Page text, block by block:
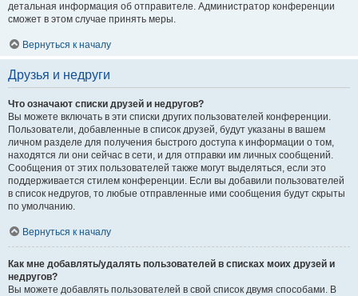
детальная информация об отправителе. Администратор конференции
сможет в этом случае принять меры.
Вернуться к началу
Друзья и недруги
Что означают списки друзей и недругов?
Вы можете включать в эти списки других пользователей конференции.
Пользователи, добавленные в список друзей, будут указаны в вашем
личном разделе для получения быстрого доступа к информации о том,
находятся ли они сейчас в сети, и для отправки им личных сообщений.
Сообщения от этих пользователей также могут выделяться, если это
поддерживается стилем конференции. Если вы добавили пользователей
в список недругов, то любые отправленные ими сообщения будут скрыты
по умолчанию.
Вернуться к началу
Как мне добавлять/удалять пользователей в списках моих друзей и
недругов?
Вы можете добавлять пользователей в свой список двумя способами. В